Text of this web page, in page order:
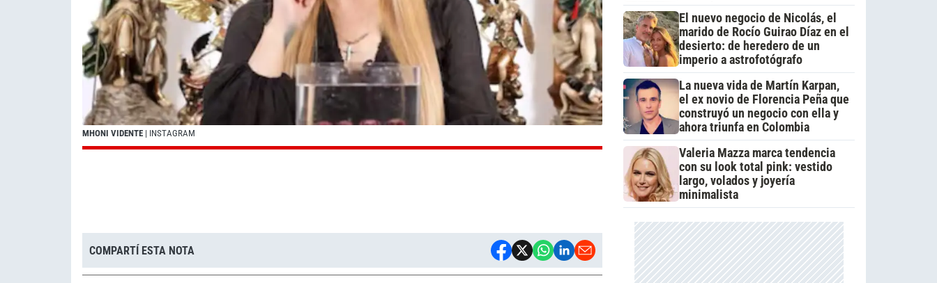
MHONI VIDENTE | INSTAGRAM
COMPARTÍ ESTA NOTA
El nuevo negocio de Nicolás, el
marido de Rocío Guirao Díaz en el
desierto: de heredero de un
imperio a astrofotógrafo
La nueva vida de Martín Karpan,
el ex novio de Florencia Peña que
construyó un negocio con ella y
ahora triunfa en Colombia
Valeria Mazza marca tendencia
con su look total pink: vestido
largo, volados y joyería
minimalista